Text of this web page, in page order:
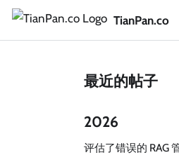
TianPan.co
最近的帖子
2026
评估了错误的 RAG